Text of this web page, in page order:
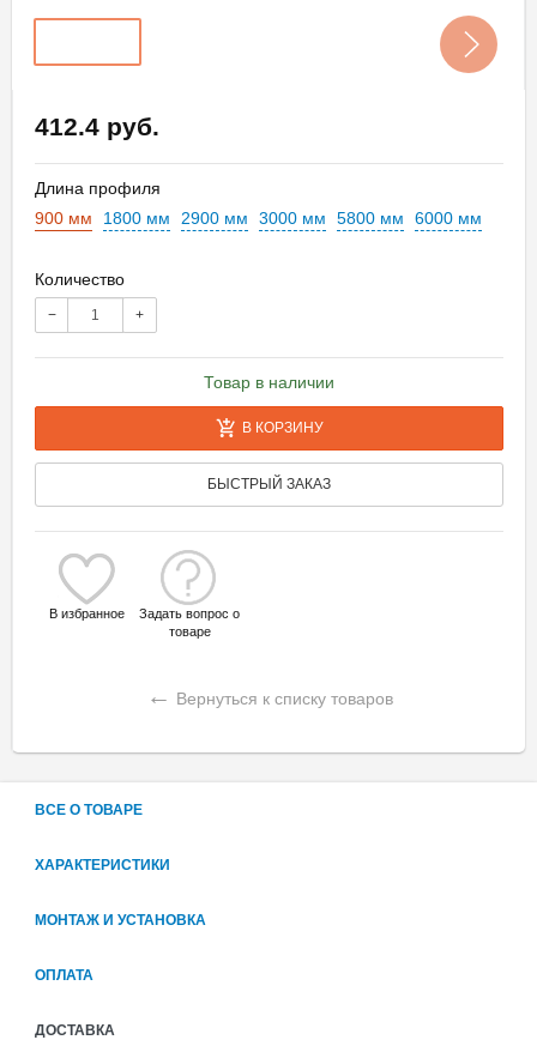
412.4 руб.
Длина профиля
900 мм
1800 мм 2900 мм 3000 мм 5800 мм 6000 мм
Количество
− +
Товар в наличии
В КОРЗИНУ
БЫСТРЫЙ ЗАКАЗ
В избранное
Задать вопрос о
товаре
← Вернуться к списку товаров
ВСЕ О ТОВАРЕ
ХАРАКТЕРИСТИКИ
МОНТАЖ И УСТАНОВКА
ОПЛАТА
ДОСТАВКА